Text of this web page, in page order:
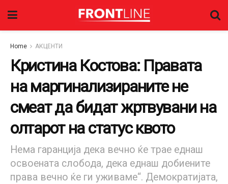
Home АКЦЕНТИ
Кристина Костова: Правата
на маргинализираните не
смеат да бидат жртвувани на
олтарот на статус квото
Нема гаранција дека вечно ќе трае еднаш
освоената слобода, дека еднаш добиените
права вечно ќе ги уживаме“. Демократијата,